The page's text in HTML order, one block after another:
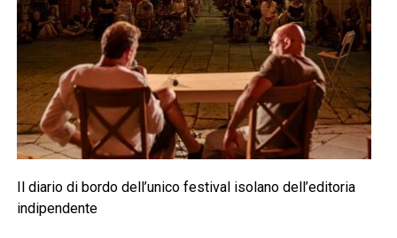
Il diario di bordo dell’unico festival isolano dell’editoria
indipendente